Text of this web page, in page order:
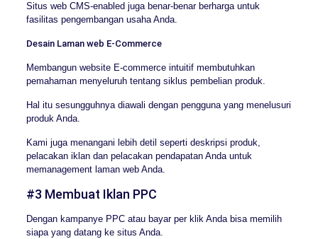
Situs web CMS-enabled juga benar-benar berharga untuk
fasilitas pengembangan usaha Anda.
Desain Laman web E-Commerce
Membangun website E-commerce intuitif membutuhkan
pemahaman menyeluruh tentang siklus pembelian produk.
Hal itu sesungguhnya diawali dengan pengguna yang menelusuri
produk Anda.
Kami juga menangani lebih detil seperti deskripsi produk,
pelacakan iklan dan pelacakan pendapatan Anda untuk
memanagement laman web Anda.
#3 Membuat Iklan PPC
Dengan kampanye PPC atau bayar per klik Anda bisa memilih
siapa yang datang ke situs Anda.